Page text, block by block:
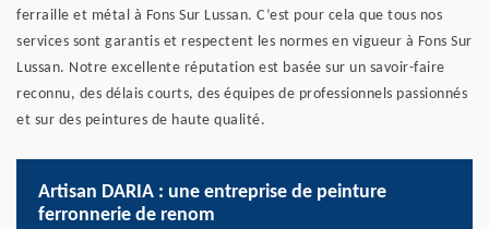
ferraille et métal à Fons Sur Lussan. C’est pour cela que tous nos
services sont garantis et respectent les normes en vigueur à Fons Sur
Lussan. Notre excellente réputation est basée sur un savoir-faire
reconnu, des délais courts, des équipes de professionnels passionnés
et sur des peintures de haute qualité.
Artisan DARIA : une entreprise de peinture
ferronnerie de renom